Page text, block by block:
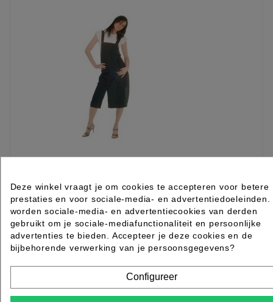
WERKSCHORT COLORSKIN SIBEL
Ratedout of 5 stars based onreview(s)
excl. btw € 20,45
incl. btw € 24,74
Levertijd 2 tot 7 werkdagen
Deze winkel vraagt je om cookies te accepteren voor betere
prestaties en voor sociale-media- en advertentiedoeleinden.
worden sociale-media- en advertentiecookies van derden
gebruikt om je sociale-mediafunctionaliteit en persoonlijke
advertenties te bieden. Accepteer je deze cookies en de
bijbehorende verwerking van je persoonsgegevens?
Configureer